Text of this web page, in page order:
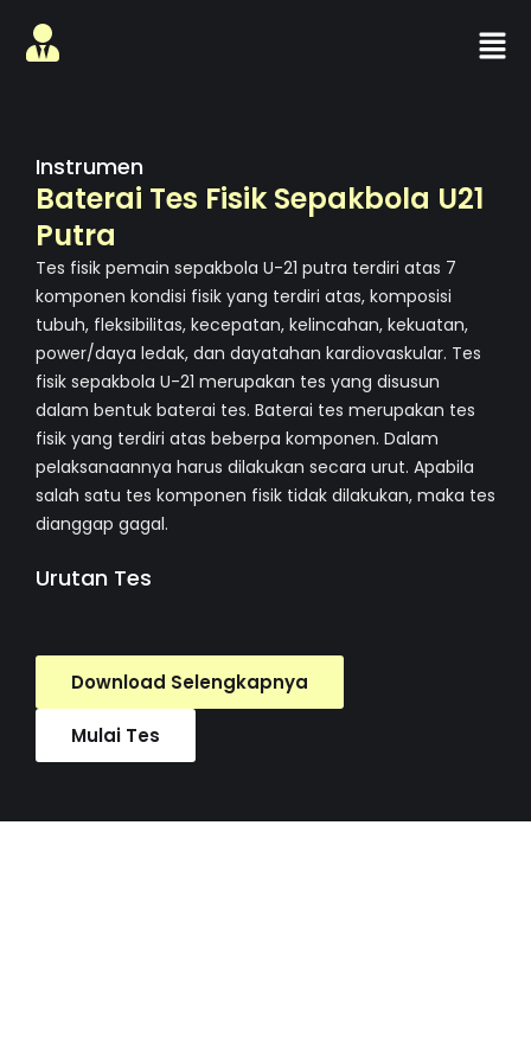
Instrumen
Baterai Tes Fisik Sepakbola U21
Putra
Tes fisik pemain sepakbola U-21 putra terdiri atas 7
komponen kondisi fisik yang terdiri atas, komposisi
tubuh, fleksibilitas, kecepatan, kelincahan, kekuatan,
power/daya ledak, dan dayatahan kardiovaskular. Tes
fisik sepakbola U-21 merupakan tes yang disusun
dalam bentuk baterai tes. Baterai tes merupakan tes
fisik yang terdiri atas beberpa komponen. Dalam
pelaksanaannya harus dilakukan secara urut. Apabila
salah satu tes komponen fisik tidak dilakukan, maka tes
dianggap gagal.
Urutan Tes
Download Selengkapnya
Mulai Tes